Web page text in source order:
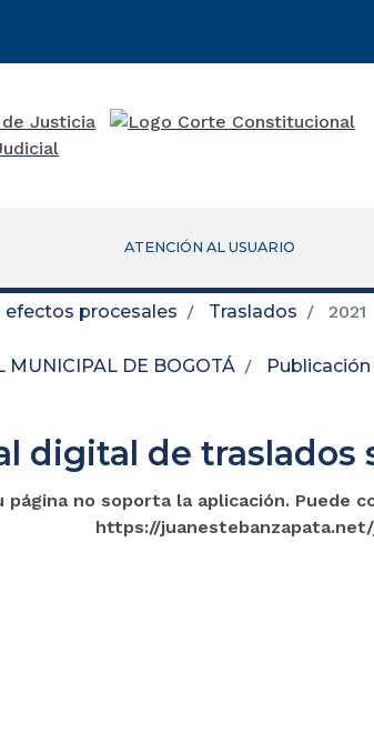
ATENCIÓN AL USUARIO
efectos procesales Traslados 2021
MUNICIPAL DE BOGOTÁ
digital de traslados
página no soporta la aplicación. Puede
https://